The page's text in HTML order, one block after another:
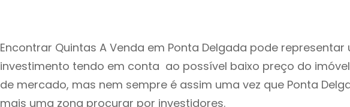
Encontrar Quintas A Venda em Ponta Delgada pode representar
investimento tendo em conta ao possível baixo preço do
de mercado, mas nem sempre é assim uma vez que Ponta
mais uma zona procurar por investidores.